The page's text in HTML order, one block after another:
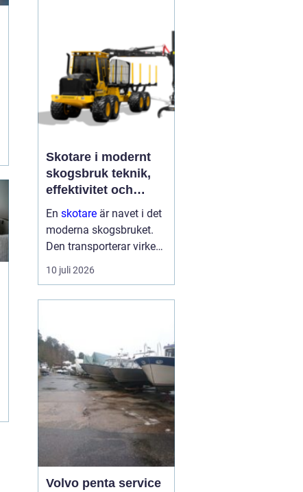
energikostnader. I en tid
där många söker...
Skotare i modernt
skogsbruk teknik,
effektivitet och
hållbarhet
En skotare är navet i det
moderna skogsbruket.
Den transporterar virke
från avverkningsplatsen
till bilväg eller
förhållanden. Rä...
10 juli 2026
Volvo penta service